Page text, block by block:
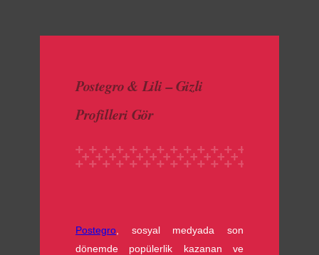
Postegro & Lili – Gizli
Profilleri Gör
Postegro , sosyal medyada son
dönemde popülerlik kazanan ve